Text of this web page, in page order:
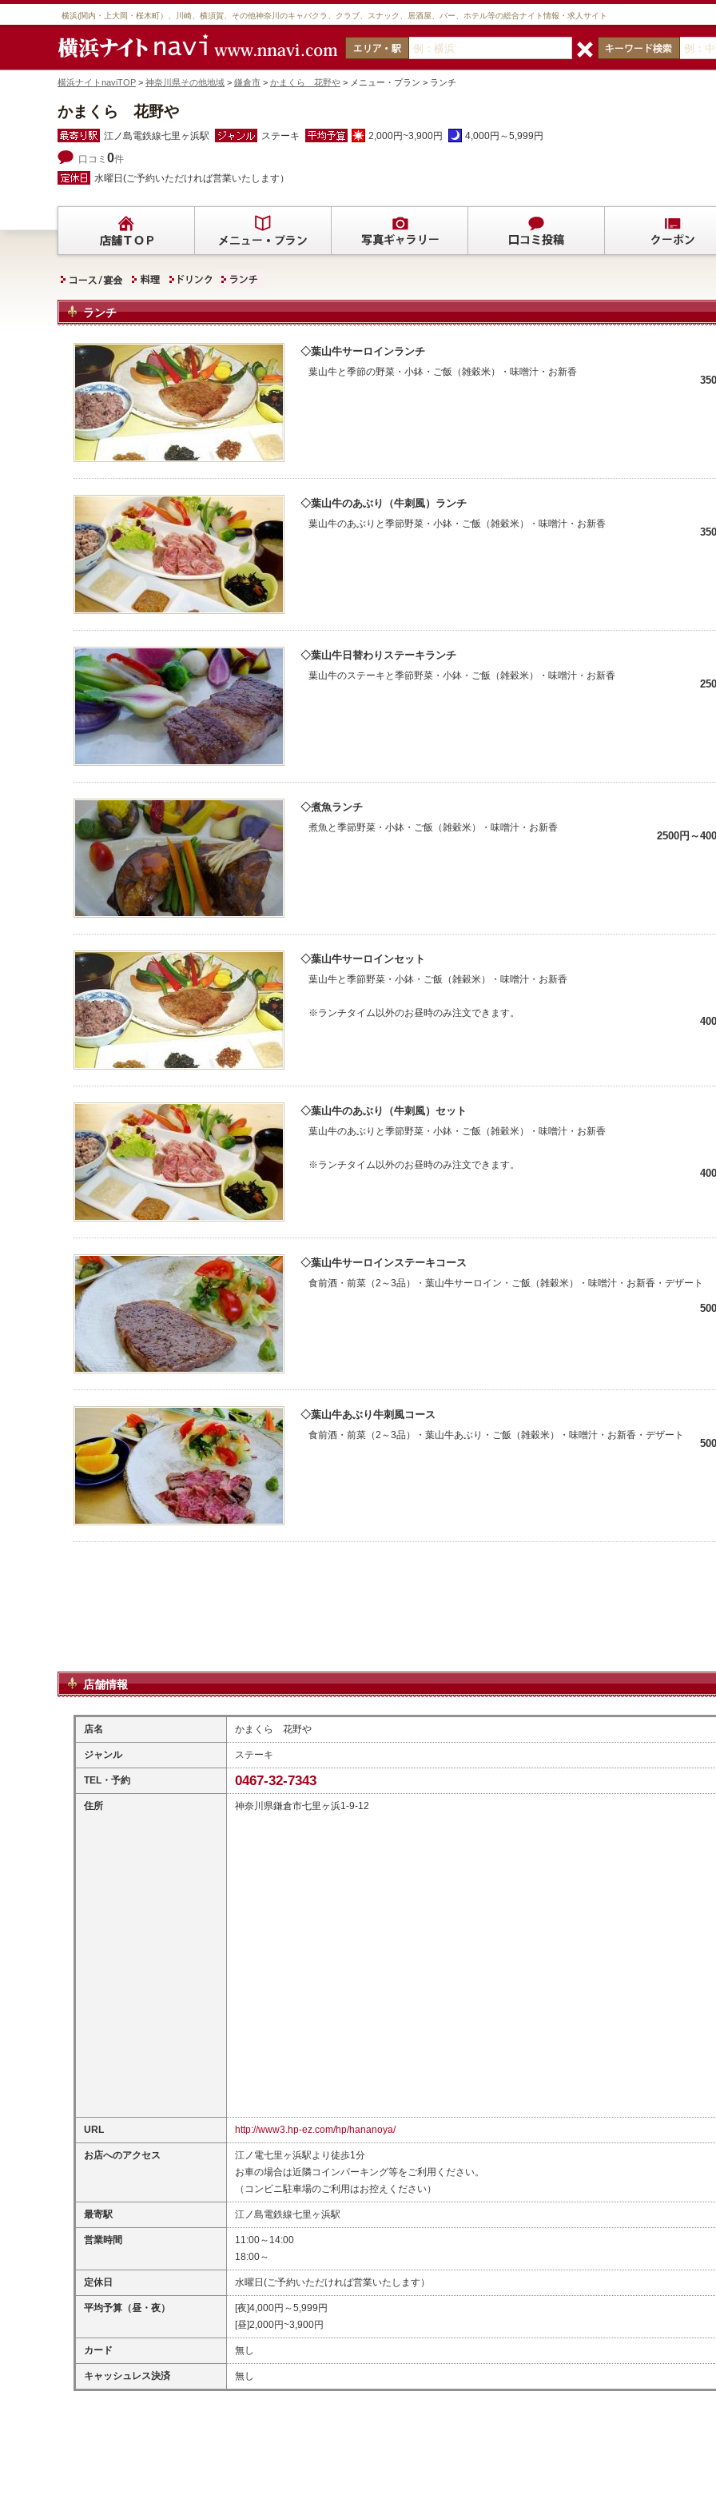
横浜(関内・上大岡・桜木町）、川崎、横須賀、その他神奈川のキャバクラ、クラブ、スナック、居酒屋、バー、ホテル等の総合ナイト情報・求人サイト
横浜ナイトnaviTOP > 神奈川県その他地域 > 鎌倉市 > かまくら 花野や > メニュー・プラン > ランチ
かまくら 花野や
江ノ島電鉄線七里ヶ浜駅 ステーキ 2,000円~3,900円 4,000円～5,999円
口コミ 0件
水曜日(ご予約いただければ営業いたします）
ランチ
葉山牛サーロインランチ
葉山牛と季節の野菜・小鉢・ご飯（雑穀米）・味噌汁・お新香
葉山牛のあぶり（牛刺風）ランチ
葉山牛のあぶりと季節野菜・小鉢・ご飯（雑穀米）・味噌汁・お新香
葉山牛日替わりステーキランチ
葉山牛のステーキと季節野菜・小鉢・ご飯（雑穀米）・味噌汁・お新香
煮魚ランチ
煮魚と季節野菜・小鉢・ご飯（雑穀米）・味噌汁・お新香
2500円～
葉山牛サーロインセット
葉山牛と季節野菜・小鉢・ご飯（雑穀米）・味噌汁・お新香
※ランチタイム以外のお昼時のみ注文できます。
葉山牛のあぶり（牛刺風）セット
葉山牛のあぶりと季節野菜・小鉢・ご飯（雑穀米）・味噌汁・お新香
※ランチタイム以外のお昼時のみ注文できます。
葉山牛サーロインステーキコース
食前酒・前菜（2～3品）・葉山牛サーロイン・ご飯（雑穀米）・味噌汁・お新香・デザート
葉山牛あぶり牛刺風コース
食前酒・前菜（2～3品）・葉山牛あぶり・ご飯（雑穀米）・味噌汁・お新香・デザート
店舗情報
店名 かまくら 花野や
ジャンル ステーキ
TEL・予約 0467-32-7343
住所 神奈川県鎌倉市七里ヶ浜1-9-12
URL http://www3.hp-ez.com/hp/hananoya/
お店へのアクセス
江ノ電七里ヶ浜駅より徒歩1分
お車の場合は近隣コインパーキング等をご利用ください。
（コンビニ駐車場のご利用はお控えください）
最寄駅 江ノ島電鉄線七里ヶ浜駅
営業時間
11:00～14:00
18:00～
定休日 水曜日(ご予約いただければ営業いたします）
平均予算（昼・夜）
[夜]4,000円～5,999円
[昼]2,000円~3,900円
カード 無し
キャッシュレス決済 無し